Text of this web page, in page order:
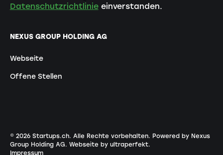
NEXUS GROUP HOLDING AG
Webseite
Offene Stellen
Datenschutzrichtlinieeinverstanden.
© 2026Startups.ch. Alle Rechte vorbehalten. Powered by Nexus
Group Holding AG. Webseite by ultraperfekt.
Impressum